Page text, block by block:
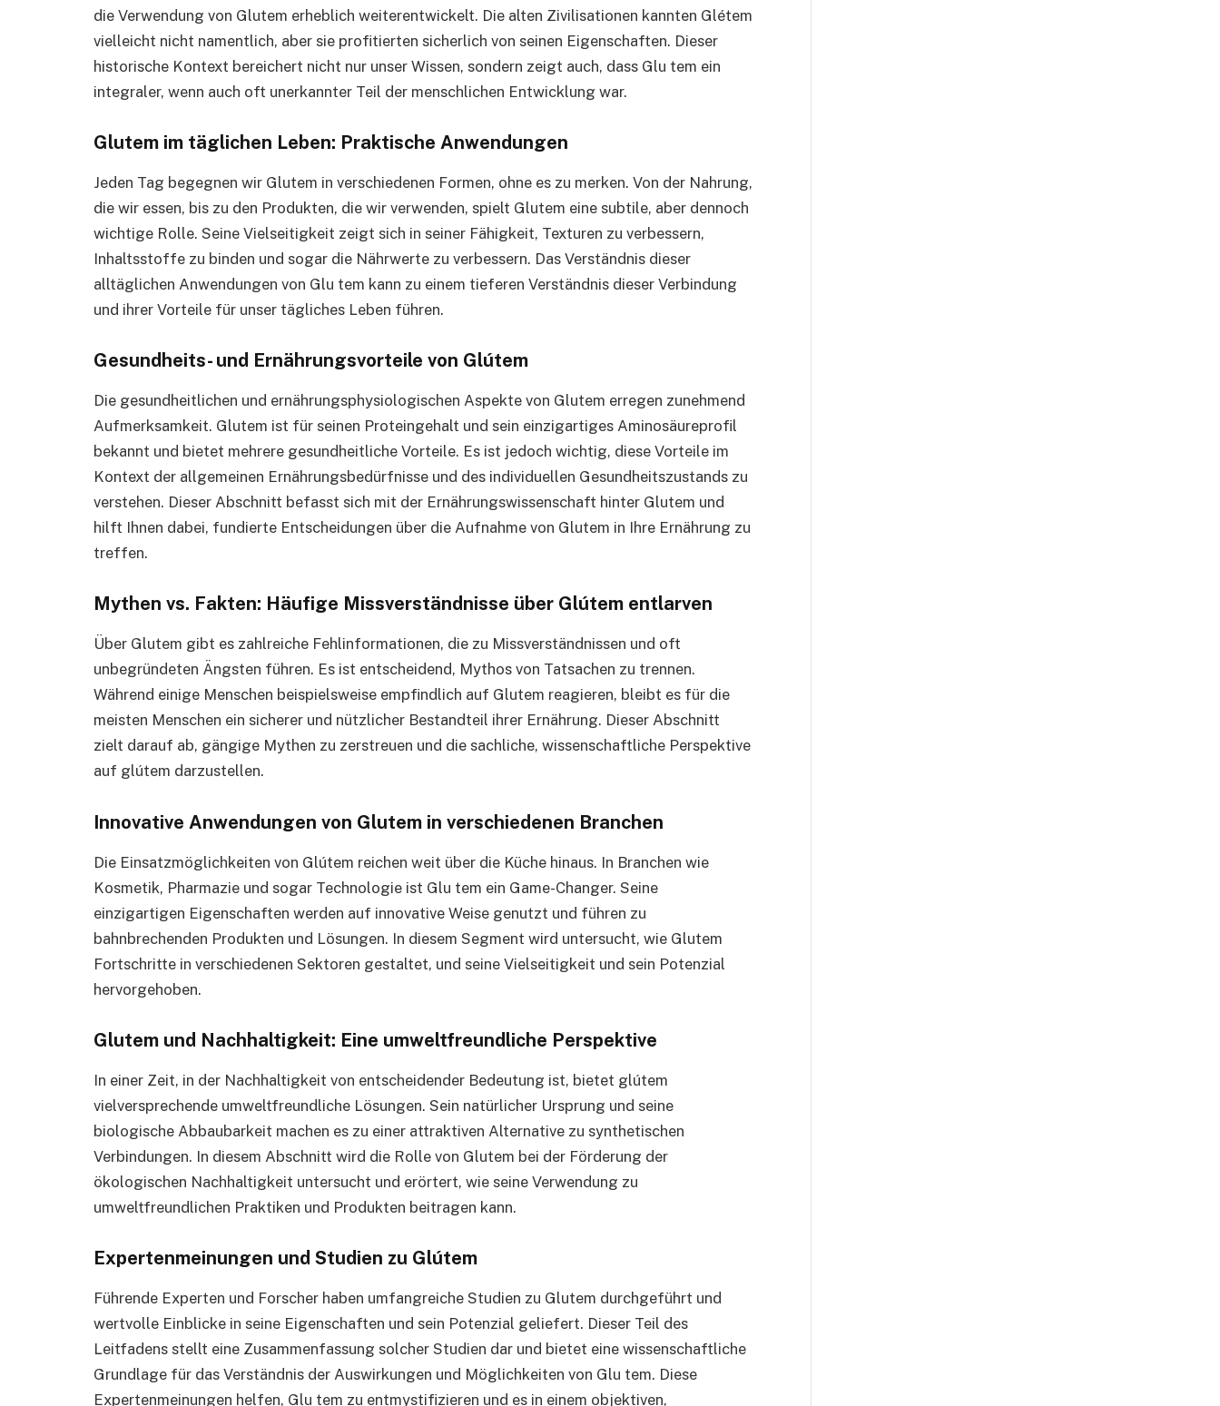
die Verwendung von Glutem erheblich weiterentwickelt. Die alten Zivilisationen kannten Glétem
vielleicht nicht namentlich, aber sie profitierten sicherlich von seinen Eigenschaften. Dieser
historische Kontext bereichert nicht nur unser Wissen, sondern zeigt auch, dass Glu tem ein
integraler, wenn auch oft unerkannter Teil der menschlichen Entwicklung war.
Glutem im täglichen Leben: Praktische Anwendungen
Jeden Tag begegnen wir Glutem in verschiedenen Formen, ohne es zu merken. Von der Nahrung,
die wir essen, bis zu den Produkten, die wir verwenden, spielt Glutem eine subtile, aber dennoch
wichtige Rolle. Seine Vielseitigkeit zeigt sich in seiner Fähigkeit, Texturen zu verbessern,
Inhaltsstoffe zu binden und sogar die Nährwerte zu verbessern. Das Verständnis dieser
alltäglichen Anwendungen von Glu tem kann zu einem tieferen Verständnis dieser Verbindung
und ihrer Vorteile für unser tägliches Leben führen.
Gesundheits- und Ernährungsvorteile von Glútem
Die gesundheitlichen und ernährungsphysiologischen Aspekte von Glutem erregen zunehmend
Aufmerksamkeit. Glutem ist für seinen Proteingehalt und sein einzigartiges Aminosäureprofil
bekannt und bietet mehrere gesundheitliche Vorteile. Es ist jedoch wichtig, diese Vorteile im
Kontext der allgemeinen Ernährungsbedürfnisse und des individuellen Gesundheitszustands zu
verstehen. Dieser Abschnitt befasst sich mit der Ernährungswissenschaft hinter Glutem und
hilft Ihnen dabei, fundierte Entscheidungen über die Aufnahme von Glutem in Ihre Ernährung zu
treffen.
Mythen vs. Fakten: Häufige Missverständnisse über Glútem entlarven
Über Glutem gibt es zahlreiche Fehlinformationen, die zu Missverständnissen und oft
unbegründeten Ängsten führen. Es ist entscheidend, Mythos von Tatsachen zu trennen.
Während einige Menschen beispielsweise empfindlich auf Glutem reagieren, bleibt es für die
meisten Menschen ein sicherer und nützlicher Bestandteil ihrer Ernährung. Dieser Abschnitt
zielt darauf ab, gängige Mythen zu zerstreuen und die sachliche, wissenschaftliche Perspektive
auf glútem darzustellen.
Innovative Anwendungen von Glutem in verschiedenen Branchen
Die Einsatzmöglichkeiten von Glútem reichen weit über die Küche hinaus. In Branchen wie
Kosmetik, Pharmazie und sogar Technologie ist Glu tem ein Game-Changer. Seine
einzigartigen Eigenschaften werden auf innovative Weise genutzt und führen zu
bahnbrechenden Produkten und Lösungen. In diesem Segment wird untersucht, wie Glutem
Fortschritte in verschiedenen Sektoren gestaltet, und seine Vielseitigkeit und sein Potenzial
hervorgehoben.
Glutem und Nachhaltigkeit: Eine umweltfreundliche Perspektive
In einer Zeit, in der Nachhaltigkeit von entscheidender Bedeutung ist, bietet glútem
vielversprechende umweltfreundliche Lösungen. Sein natürlicher Ursprung und seine
biologische Abbaubarkeit machen es zu einer attraktiven Alternative zu synthetischen
Verbindungen. In diesem Abschnitt wird die Rolle von Glutem bei der Förderung der
ökologischen Nachhaltigkeit untersucht und erörtert, wie seine Verwendung zu
umweltfreundlichen Praktiken und Produkten beitragen kann.
Expertenmeinungen und Studien zu Glútem
Führende Experten und Forscher haben umfangreiche Studien zu Glutem durchgeführt und
wertvolle Einblicke in seine Eigenschaften und sein Potenzial geliefert. Dieser Teil des
Leitfadens stellt eine Zusammenfassung solcher Studien dar und bietet eine wissenschaftliche
Grundlage für das Verständnis der Auswirkungen und Möglichkeiten von Glu tem. Diese
Expertenmeinungen helfen, Glu tem zu entmystifizieren und es in einem objektiven,